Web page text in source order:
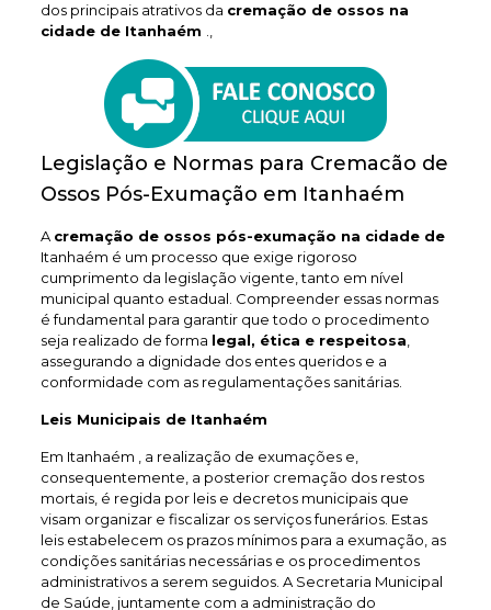
dos principais atrativos da cremação de ossos na
cidade de Itanhaém
Legislação e Normas para Cremacão de
Ossos Pós-Exumação em Itanhaém
A cremação de ossos pós-exumação na cidade de
Itanhaém é um processo que exige rigoroso
cumprimento da legislação vigente, tanto em nível
municipal quanto estadual. Compreender essas normas
é fundamental para garantir que todo o procedimento
seja realizado de forma legal, ética e respeitosa
assegurando a dignidade dos entes queridos e a
conformidade com as regulamentações sanitárias.
Leis Municipais de Itanhaém
Em Itanhaém , a realização de exumações e,
consequentemente, a posterior cremação dos restos
mortais, é regida por leis e decretos municipais que
visam organizar e fiscalizar os serviços funerários. Estas
leis estabelecem os prazos mínimos para a exumação, as
condições sanitárias necessárias e os procedimentos
administrativos a serem seguidos. A Secretaria Municipal
de Saúde, juntamente com a administração do